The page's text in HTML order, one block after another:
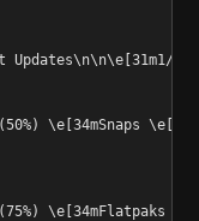
4
\e[34mSnaps
\e[34mFlatpaks